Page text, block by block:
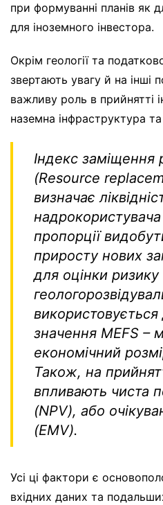
при формуванні планів як
для іноземного інвестора.
Окрім геології та
звертають увагу й на інші
важливу роль в прийнятті
наземна інфраструктура та
Індекс заміщення
(Resource
визначає
пропорції
приросту нових
для оцінки ризику
значення MEFS –
економічний
Також, на
впливають чиста
(NPV), або
(EMV).
Усі ці фактори є
вхідних даних та